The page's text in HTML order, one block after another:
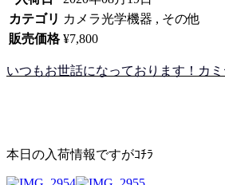
カテゴリ カメラ光学機器 , その他
販売価格 ¥7,800
いつもお世話になっております！カ
本日の入荷情報ですがｺﾁﾗ